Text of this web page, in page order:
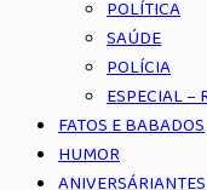
POLÍTICA
SAÚDE
POLÍCIA
ESPECIAL –
FATOS E BABADOS
HUMOR
ANIVERSÁRIANTES